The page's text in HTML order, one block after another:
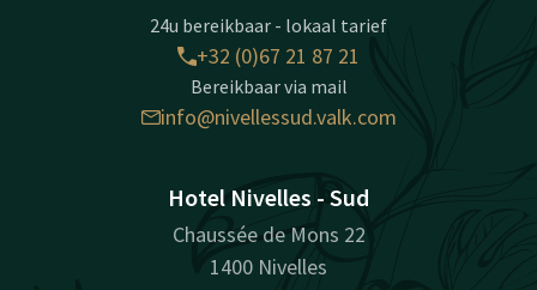
24u bereikbaar - lokaal tarief
+32 (0)67 21 87 21
Bereikbaar via mail
info@nivellessud.valk.com
Hotel Nivelles - Sud
Chaussée de Mons 22
1400 Nivelles